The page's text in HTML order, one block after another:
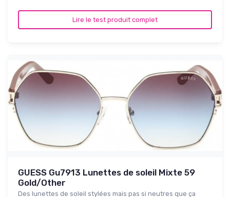
Lire le test produit complet
GUESS Gu7913 Lunettes de soleil Mixte 59
Gold/Other
Des lunettes de soleil stylées mais pas si neutres que ça